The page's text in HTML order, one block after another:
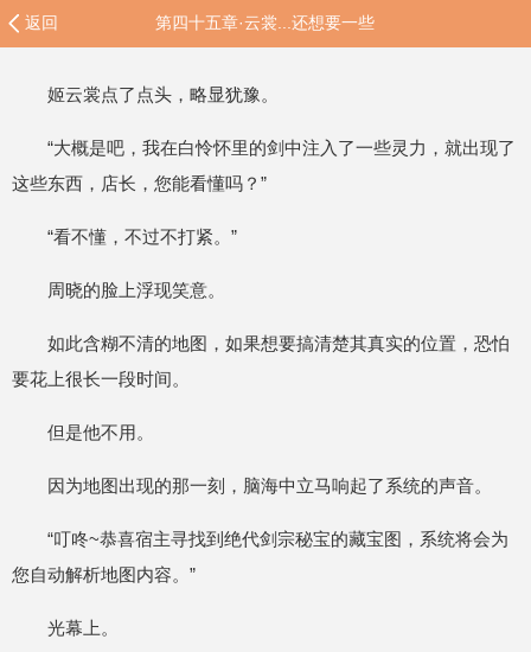
返回 第四十五章·云裳...还想要一些
姬云裳点了点头，略显犹豫。
“大概是吧，我在白怜怀里的剑中注入了一些灵力，就出现了
这些东西，店长，您能看懂吗？”
“看不懂，不过不打紧。”
周晓的脸上浮现笑意。
如此含糊不清的地图，如果想要搞清楚其真实的位置，恐怕
要花上很长一段时间。
但是他不用。
因为地图出现的那一刻，脑海中立马响起了系统的声音。
“叮咚~恭喜宿主寻找到绝代剑宗秘宝的藏宝图，系统将会为
您自动解析地图内容。”
光幕上。